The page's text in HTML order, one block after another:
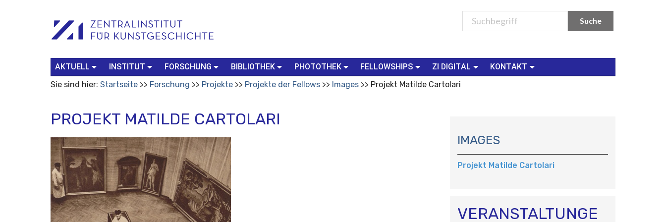
Werkzeuge
Search…
AKTUELL INSTITUT FORSCHUNG BIBLIOTHEK PHOTOTHEK FELLOWSHIPS ZI DIGITAL
KONTAKT
Sie sind hier: Startseite Forschung Projekte Projekte der Fellows Images Projekt Matilde Cartolari
PROJEKT MATILDE CARTOLARI
A
V
I
I
O
IMAGES
Projekt Matilde Cartolari
VERANSTALTUNGE